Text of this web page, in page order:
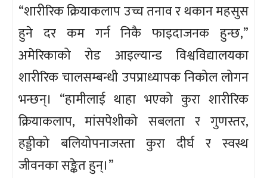
“शारीरिक क्रियाकलाप उच्च तनाव र थकान महसुस
हुने दर कम गर्न निकै फाइदाजनक हुन्छ,”
अमेरिकाको रोड आइल्यान्ड विश्वविद्यालयका
शारीरिक चालसम्बन्धी उपप्राध्यापक निकोल लोगन
भन्छन्। “हामीलाई थाहा भएको कुरा शारीरिक
क्रियाकलाप, मांसपेशीको सबलता र गुणस्तर,
हड्डीको बलियोपनाजस्ता कुरा दीर्घ र स्वस्थ
जीवनका सङ्केत हुन्।”